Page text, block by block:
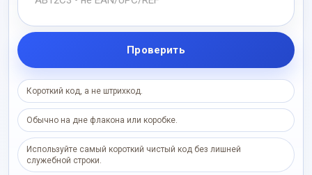
Проверить
Короткий код, а не штрихкод.
Обычно на дне флакона или коробке.
Используйте самый короткий чистый код без лишней
служебной строки.